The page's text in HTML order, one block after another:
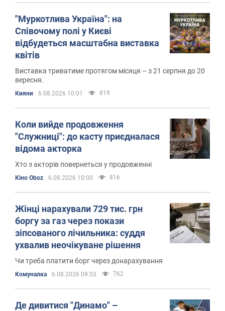
"Муркотлива Україна": на
Співочому полі у Києві
відбудеться масштабна виставка
квітів
Виставка триватиме протягом місяця – з 21 серпня до 20
вересня.
Кияни 6.08.2026 10:01 819
Коли вийде продовження
"Служниці": до касту приєдналася
відома акторка
Хто з акторів повернеться у продовженні
Кіно Oboz 6.08.2026 10:00 816
Жінці нарахували 729 тис. грн
боргу за газ через покази
зіпсованого лічильника: суддя
ухвалив неочікуване рішення
Чи треба платити борг через донарахування
Комуналка 6.08.2026 09:53 762
Де дивитися "Динамо" –